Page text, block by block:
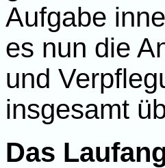
Aufgabe
es nun die
und
insgesamt
Das